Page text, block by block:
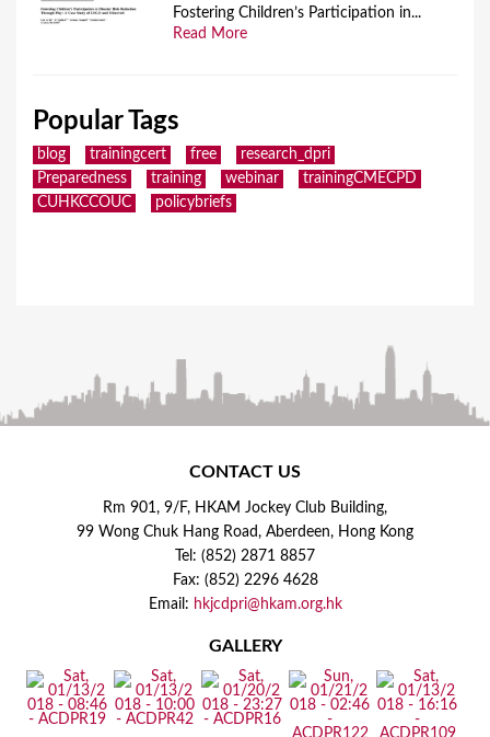
Fostering Children’s Participation in...
Read More
Popular Tags
blog trainingcert free
research_dpri
Preparedness
training webinar
trainingCMECPD
CUHKCCOUC
policybriefs
CONTACT US
Rm 901, 9/F, HKAM Jockey Club Building,
99 Wong Chuk Hang Road, Aberdeen, Hong Kong
Tel: (852) 2871 8857
Fax: (852) 2296 4628
Email: hkjcdpri@hkam.org.hk
GALLERY